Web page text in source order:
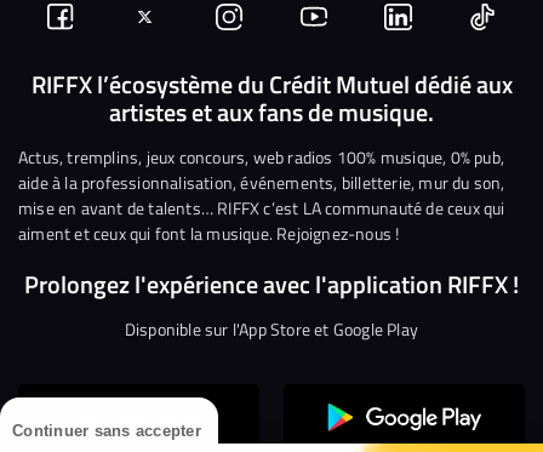
Continuer sans accepter
Suivez-
nous
Facebook
Suivez-
nous
sur
Twitter
Nous
rejoindre
sur
Instagram
Nous
rejoindre
sur
YouTube
Nous
rejoindre
sur
Linkedin
Nous
RIFFX l’écosystème du Crédit Mutuel dédié aux
artistes et aux fans de musique.
Actus, tremplins, jeux concours, web radios 100% musique, 0% pub,
aide à la professionnalisation, événements, billetterie, mur du son,
mise en avant de talents… RIFFX c’est LA communauté de ceux qui
aiment et ceux qui font la musique. Rejoignez-nous !
Prolongez l'expérience avec l'application RIFFX !
Disponible sur l'App Store et Google Play